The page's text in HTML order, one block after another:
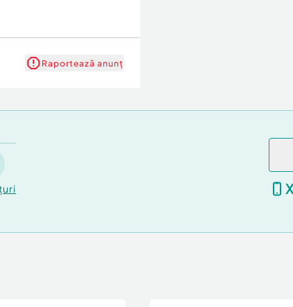
Raportează anunț